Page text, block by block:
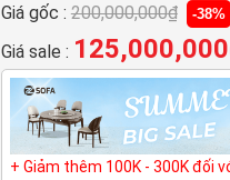
Giá gốc : 200,000,000₫ -38%
Giá sale : 125,000,000
+ Giảm thêm 100K - 300K đối